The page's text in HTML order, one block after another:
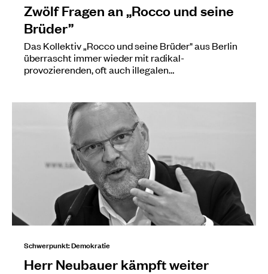
Zwölf Fragen an „Rocco und seine
Brüder”
Das Kollektiv „Rocco und seine Brüder" aus Berlin
überrascht immer wieder mit radikal-
provozierenden, oft auch illegalen…
Schwerpunkt: Demokratie
Herr Neubauer kämpft weiter